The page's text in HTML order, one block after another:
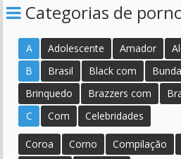
Categorias de
A Adolescente Amador
B
Brasil Black com
Brinquedo
Brazzers com
C
Com Celebridades
Coroa Corno Compilação